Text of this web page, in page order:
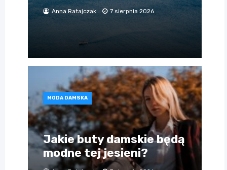
Anna Ratajczak 7 sierpnia 2026
MODA DAMSKA
Jakie buty damskie będą
modne tej jesieni?